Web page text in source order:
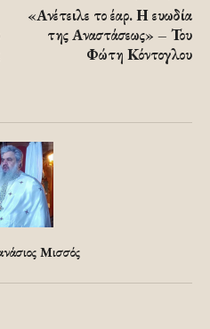
«Ανέτειλε το έαρ. Η ευωδία
της Αναστάσεως» – Του
Φώτη Κόντογλου
Μισσός